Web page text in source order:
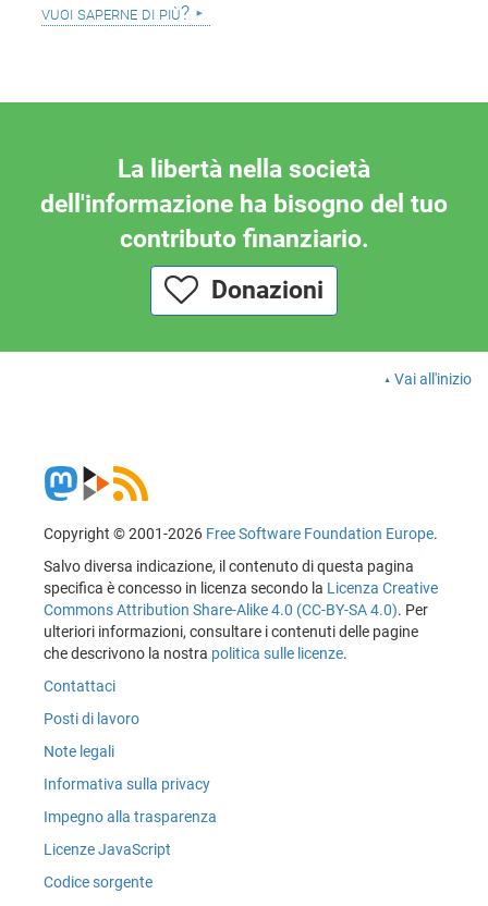
vuoi saperne di più?
La libertà nella società
dell'informazione ha bisogno del tuo
contributo finanziario.
Donazioni
Vai all'inizio
Copyright © 2001-2026 Free Software Foundation Europe.
Salvo diversa indicazione, il contenuto di questa pagina
specifica è concesso in licenza secondo la Licenza Creative
Commons Attribution Share-Alike 4.0 (CC-BY-SA 4.0). Per
ulteriori informazioni, consultare i contenuti delle pagine
che descrivono la nostra politica sulle licenze.
Contattaci
Posti di lavoro
Note legali
Informativa sulla privacy
Impegno alla trasparenza
Licenze JavaScript
Codice sorgente